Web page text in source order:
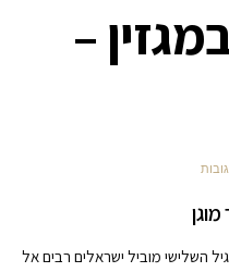
מגזין –
השלישי מוביל ישראלים רבים אל